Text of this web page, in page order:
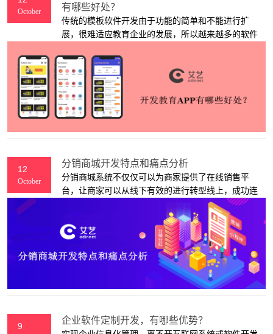
October
有哪些好处？
传统的模板软件开发由于功能的简单和不能进行扩
展，很难适应教育企业的发展，所以越来越多的软件
APP软件有什么好处呢？下面，上海艾艺APP开发公
司来为大家介绍。
12
October
分销商城开发特点和痛点分析
分销商城系统不仅仅可以为商家提供了在线销售平
台，让商家可以从线下有效的进行转型线上，成功连
接移动互联网拥有更多流量，而且更加能够通过分销
的模式进行有效的销售商品，获取更多的利润。与其
说商家该改变了自己的发展方向，倒不如说商家打开
9
企业软件定制开发，有哪些优势？